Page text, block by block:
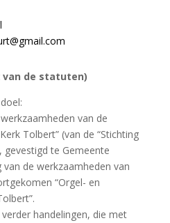
de statuten)
van de
Tolbert” (van de “Stichting
gevestigd te Gemeente
de werkzaamheden van
“Orgel- en
handelingen, die met